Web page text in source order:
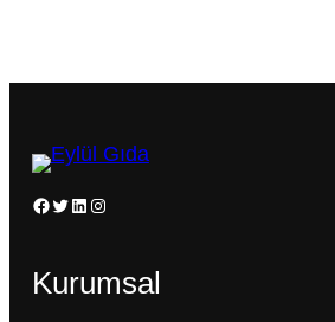
Facebook Twitter LinkedIn Instagram
Kurumsal